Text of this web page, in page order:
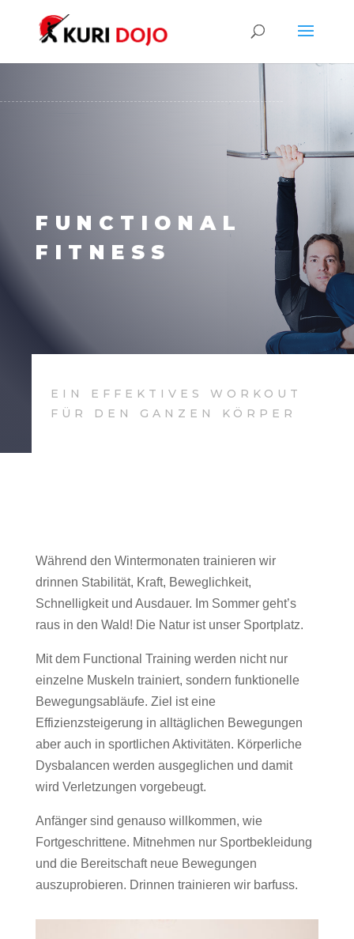
FUNCTIONAL
FITNESS
EIN EFFEKTIVES WORKOUT
FÜR DEN GANZEN KÖRPER
Während den Wintermonaten trainieren wir
drinnen Stabilität, Kraft, Beweglichkeit,
Schnelligkeit und Ausdauer. Im Sommer geht’s
raus in den Wald! Die Natur ist unser Sportplatz.
Mit dem Functional Training werden nicht nur
einzelne Muskeln trainiert, sondern funktionelle
Bewegungsabläufe. Ziel ist eine
Effizienzsteigerung in alltäglichen Bewegungen
aber auch in sportlichen Aktivitäten. Körperliche
Dysbalancen werden ausgeglichen und damit
wird Verletzungen vorgebeugt.
Anfänger sind genauso willkommen, wie
Fortgeschrittene. Mitnehmen nur Sportbekleidung
und die Bereitschaft neue Bewegungen
auszuprobieren. Drinnen trainieren wir barfuss.